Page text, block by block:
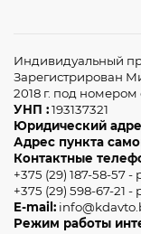
Индивидуальный
Зарегистрирован
2018 г. под номером
УНП :193137321
Юридический
Адрес пункта
Контактные
+375 (29) 187-58-57
+375 (29) 598-67-21 -
E-mail:
Режим работы